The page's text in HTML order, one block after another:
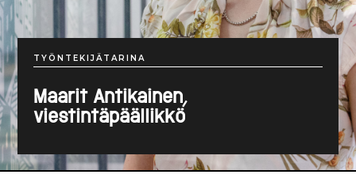
TYÖNTEKIJÄTARINA
Maarit Antikainen,
viestintäpäällikkö